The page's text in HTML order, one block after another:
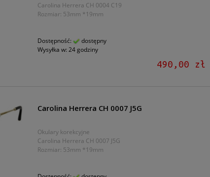
Carolina Herrera CH 0004 C19
Rozmiar: 53mm *19mm
Dostępność:
dostępny
Wysyłka w: 24 godziny
490,00 zł
Carolina Herrera CH 0007 J5G
Okulary korekcyjne
Carolina Herrera CH 0007 J5G
Rozmiar: 53mm *19mm